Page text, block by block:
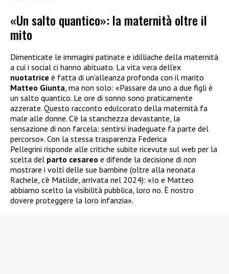
«Un salto quantico»: la maternità oltre il
mito
Dimenticate le immagini patinate e idilliache della maternità
a cui i social ci hanno abituato. La vita vera dell’ex
nuotatrice è fatta di un’alleanza profonda con il marito
Matteo Giunta, ma non solo: «Passare da uno a due figli è
un salto quantico. Le ore di sonno sono praticamente
azzerate. Questo racconto edulcorato della maternità fa
male alle donne. C’è la stanchezza devastante, la
sensazione di non farcela: sentirsi inadeguate fa parte del
percorso». Con la stessa trasparenza Federica
Pellegrini risponde alle critiche subite ricevute sul web per la
scelta del parto cesareo e difende la decisione di non
mostrare i volti delle sue bambine (oltre alla neonata
Rachele, c’è Matilde, arrivata nel 2024): «Io e Matteo
abbiamo scelto la visibilità pubblica, loro no. È nostro
dovere proteggere la loro infanzia».